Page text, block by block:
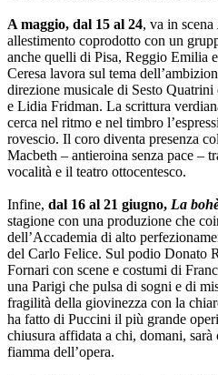
A maggio, dal 15 al 24, va in scena
allestimento coprodotto con un
anche quelli di Pisa, Reggio Emilia
Ceresa lavora sul tema
direzione musicale di Sesto
e Lidia Fridman. La scrittura
cerca nel ritmo e nel timbro
rovescio. Il coro diventa presenza
Macbeth – antieroina senza pace –
vocalità e il teatro ottocentesco.
Infine, dal 16 al 21 giugno, La
stagione con una produzione che
dell’Accademia di alto
del Carlo Felice. Sul podio Donato
Fornari con scene e costumi di
una Parigi che pulsa di sogni e di
fragilità della giovinezza con la
ha fatto di Puccini il più grande
chiusura affidata a chi, domani, sarà
fiamma dell’opera.